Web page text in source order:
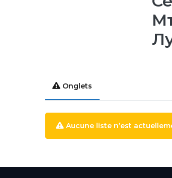
Onglets
Aucune liste n’est